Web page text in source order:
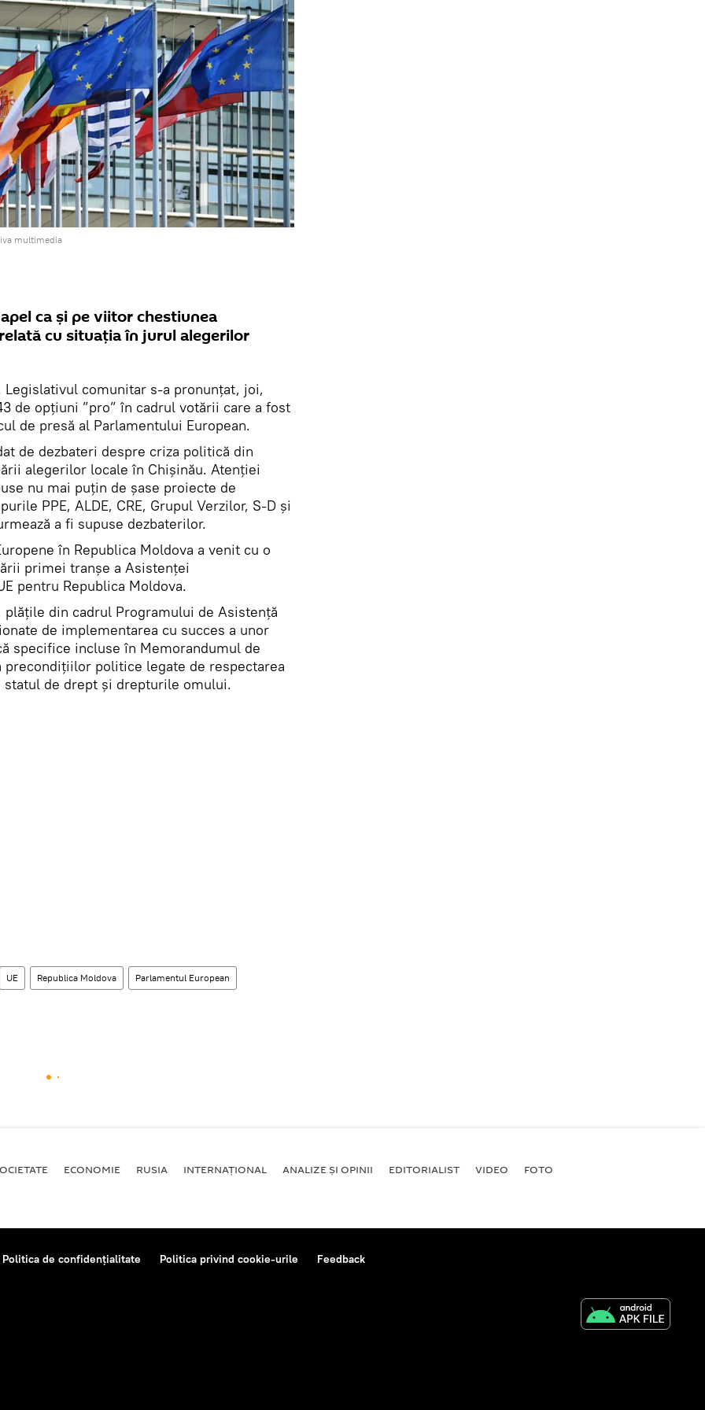
multimedia
ca și pe viitor chestiunea
cu situația în jurul alegerilor
Legislativul comunitar s-a pronunțat, joi,
de opțiuni ”pro” în cadrul votării care a fost
de presă al Parlamentului European.
de dezbateri despre criza politică din
alegerilor locale în Chișinău. Atenției
nu mai puțin de șase proiecte de
PPE, ALDE, CRE, Grupul Verzilor, S-D și
a fi supuse dezbaterilor.
în Republica Moldova a venit cu o
primei tranșe a Asistenței
pentru Republica Moldova.
din cadrul Programului de Asistență
de implementarea cu succes a unor
specifice incluse în Memorandumul de
politice legate de respectarea
de drept și drepturile omului.
UE Republica Moldova Parlamentul European
ECONOMIE RUSIA INTERNAŢIONAL ANALIZE ȘI OPINII EDITORIALIST VIDEO FOTO
Politica de confidențialitate Politica privind cookie-urile Feedback